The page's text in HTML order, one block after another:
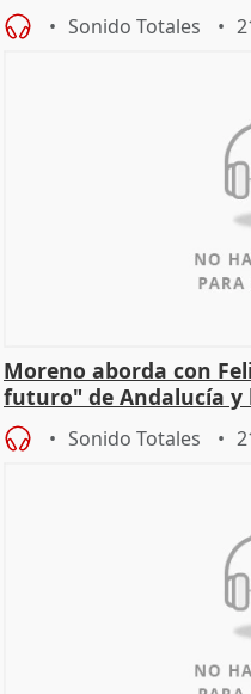
Sonido Totales
Moreno aborda con
futuro" de Andalucía y
incendios
Sonido Totales